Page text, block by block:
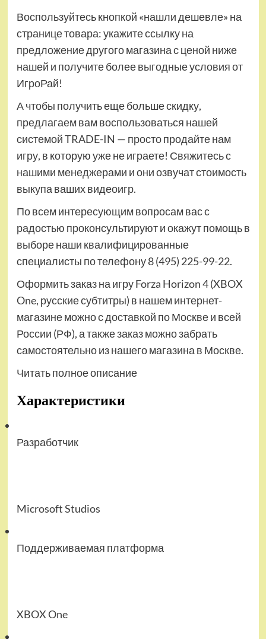
Воспользуйтесь кнопкой «нашли дешевле» на
странице товара: укажите ссылку на
предложение другого магазина с ценой ниже
нашей и получите более выгодные условия от
ИгроРай!
А чтобы получить еще больше скидку,
предлагаем вам воспользоваться нашей
системой TRADE-IN — просто продайте нам
игру, в которую уже не играете! Свяжитесь с
нашими менеджерами и они озвучат стоимость
выкупа ваших видеоигр.
По всем интересующим вопросам вас с
радостью проконсультируют и окажут помощь в
выборе наши квалифицированные
специалисты по телефону 8 (495) 225-99-22.
Оформить заказ на игру Forza Horizon 4 (XBOX
One, русские субтитры) в нашем интернет-
магазине можно с доставкой по Москве и всей
России (РФ), а также заказ можно забрать
самостоятельно из нашего магазина в Москве.
Читать полное описание
Характеристики
Разработчик
Microsoft Studios
Поддерживаемая платформа
XBOX One